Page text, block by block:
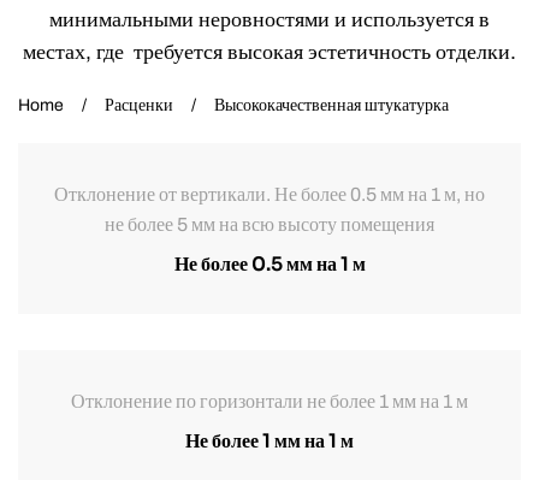
минимальными неровностями и используется в
местах, где требуется высокая эстетичность отделки.
Home Расценки Высококачественная штукатурка
Отклонение от вертикали. Не более 0.5 мм на 1 м, но
не более 5 мм на всю высоту помещения
Не более 0.5 мм на 1 м
Отклонение по горизонтали не более 1 мм на 1 м
Не более 1 мм на 1 м